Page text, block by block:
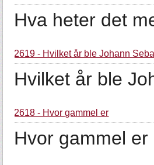
Hva heter det
2619 - Hvilket år ble Johann
Hvilket år ble
2618 - Hvor gammel er
Hvor gammel er